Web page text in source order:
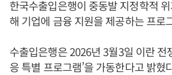
한국수출입은행이 중동발 지정학적
해 기업에 금융 지원을 제공하는 프로
수출입은행은 2026년 3월3일 이란 전
응 특별 프로그램’을 가동한다고 밝혔